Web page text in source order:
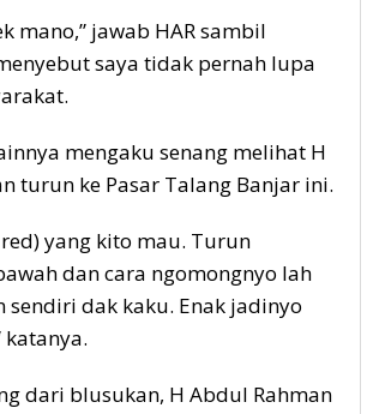
mano,” jawab HAR sambil
saya tidak pernah lupa
mengaku senang melihat H
turun ke Pasar Talang Banjar ini.
red) yang kito mau. Turun
dan cara ngomongnyo lah
sendiri dak kaku. Enak jadinyo
katanya.
dari blusukan, H Abdul Rahman